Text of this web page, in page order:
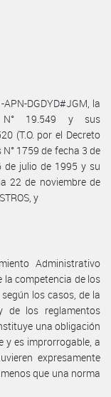
DGDYD#JGM, la
N° 19.549 y sus
(T.O. por el Decreto
1759 de fecha 3 de
de julio de 1995 y su
22 de noviembre de
y
Administrativo
la competencia de los
los casos, de la
de los reglamentos
una obligación
y es improrrogable, a
expresamente
que una norma